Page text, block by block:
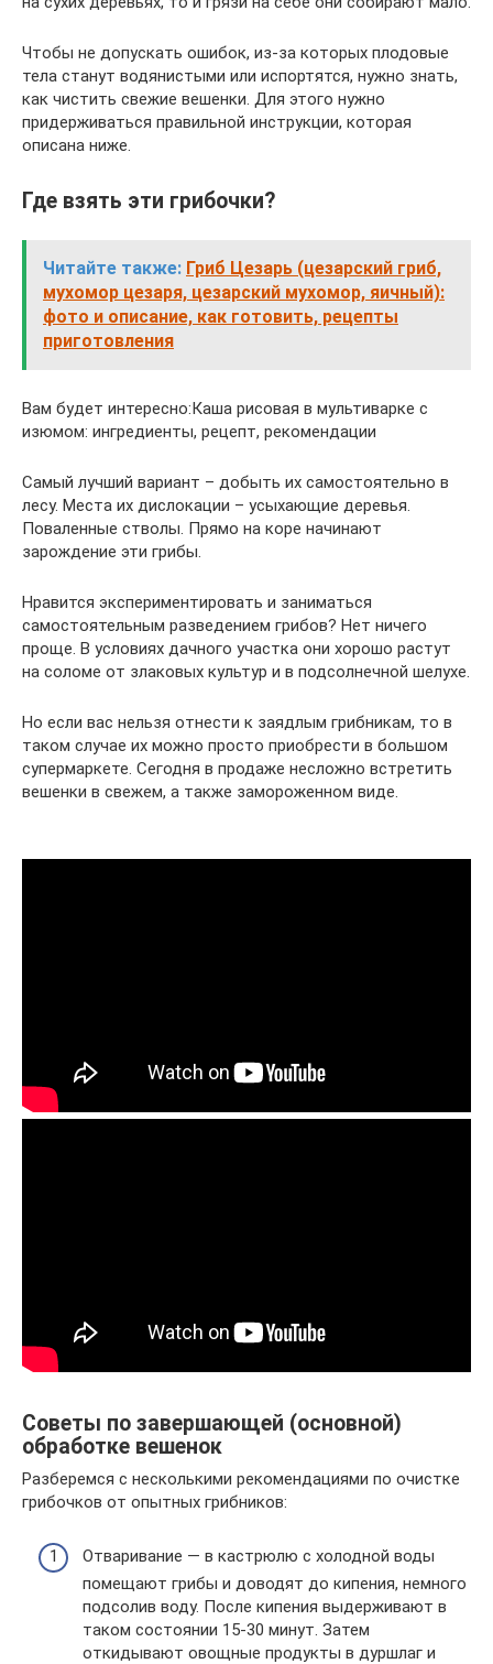
Чтобы не допускать ошибок, из-за которых плодовые
тела станут водянистыми или испортятся, нужно знать,
как чистить свежие вешенки. Для этого нужно
придерживаться правильной инструкции, которая
описана ниже.
Где взять эти грибочки?
Читайте также: Гриб Цезарь (цезарский гриб,
мухомор цезаря, цезарский мухомор, яичный):
фото и описание, как готовить, рецепты
приготовления
Вам будет интересно:Каша рисовая в мультиварке с
изюмом: ингредиенты, рецепт, рекомендации
Самый лучший вариант – добыть их самостоятельно в
лесу. Места их дислокации – усыхающие деревья.
Поваленные стволы. Прямо на коре начинают
зарождение эти грибы.
Нравится экспериментировать и заниматься
самостоятельным разведением грибов? Нет ничего
проще. В условиях дачного участка они хорошо растут
на соломе от злаковых культур и в подсолнечной шелухе.
Но если вас нельзя отнести к заядлым грибникам, то в
таком случае их можно просто приобрести в большом
супермаркете. Сегодня в продаже несложно встретить
вешенки в свежем, а также замороженном виде.
Советы по завершающей (основной)
обработке вешенок
Разберемся с несколькими рекомендациями по очистке
грибочков от опытных грибников:
Отваривание — в кастрюлю с холодной воды
помещают грибы и доводят до кипения, немного
подсолив воду. После кипения выдерживают в
таком состоянии 15-30 минут. Затем
откидывают овощные продукты в дуршлаг и